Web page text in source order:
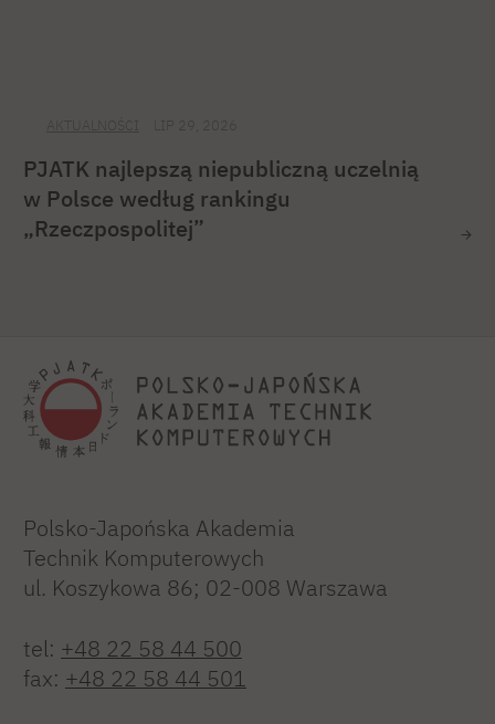
PJATK najlepszą niepubliczną uczelnią
w Polsce według rankingu
„Rzeczpospolitej”
Polsko-Japońska Akademia
Technik Komputerowych
ul. Koszykowa 86; 02-008 Warszawa
tel: +48 22 58 44 500
fax: +48 22 58 44 501